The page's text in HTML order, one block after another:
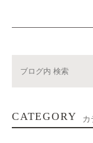
CATEGORY カ